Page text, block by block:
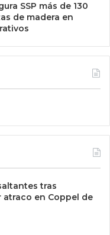
SSP más de 130
de madera en
tras
en Coppel de